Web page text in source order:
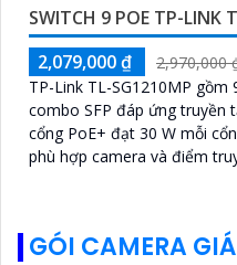
SWITCH 9 POE TP-LINK
2,079,000 ₫
2,970,000
TP-Link TL-SG1210MP gồm
combo SFP đáp ứng truyền tải linh
cổng PoE+ đạt 30 W mỗi
phù hợp camera và điểm
GÓI CAMERA